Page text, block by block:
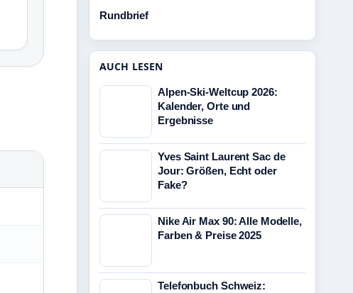
Rundbrief
AUCH LESEN
Alpen-Ski-Weltcup 2026:
Kalender, Orte und
Ergebnisse
Yves Saint Laurent Sac de
Jour: Größen, Echt oder
Fake?
Nike Air Max 90: Alle Modelle,
Farben & Preise 2025
Telefonbuch Schweiz: